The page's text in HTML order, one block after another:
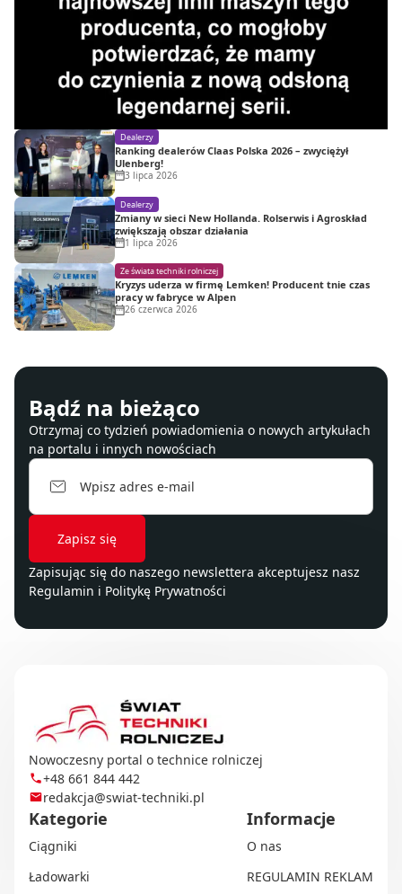
Dealerzy
Ranking dealerów Claas Polska 2026 – zwyciężył
Ulenberg!
3 lipca 2026
Dealerzy
Zmiany w sieci New Hollanda. Rolserwis i Agroskład
zwiększają obszar działania
1 lipca 2026
Ze świata techniki rolniczej
Kryzys uderza w firmę Lemken! Producent tnie czas
pracy w fabryce w Alpen
26 czerwca 2026
Bądź na bieżąco
Otrzymaj co tydzień powiadomienia o nowych artykułach
na portalu i innych nowościach
Zapisując się do naszego newslettera akceptujesz nasz
Regulamin i Politykę Prywatności
Nowoczesny portal o technice rolniczej
+48 661 844 442
redakcja@swiat-techniki.pl
Kategorie
Ciągniki
Ładowarki
Informacje
O nas
REGULAMIN REKLAM